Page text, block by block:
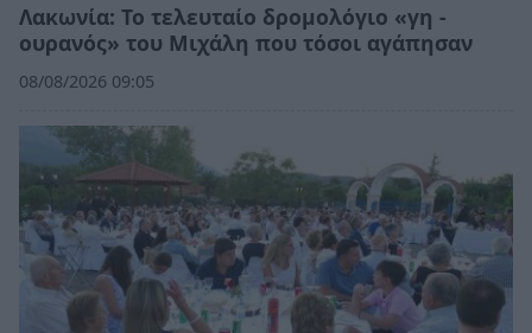
Λακωνία: Το τελευταίο δρομολόγιο «γη -
ουρανός» του Μιχάλη που τόσοι αγάπησαν
08/08/2026 09:05